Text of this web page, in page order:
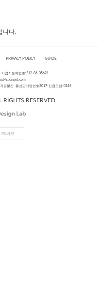
니다.
PRIVACY POLICY GUIDE
업자등록번호:212-86-05621
cs@gaonpet.com
온물산 통신판매업번호2017-진접오남-0145
RESERVED
PC버전